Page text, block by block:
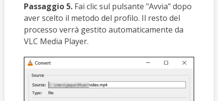
Passaggio 5.Fai clic sul pulsante "Avvia" dopo
aver scelto il metodo del profilo. Il resto del
processo verrà gestito automaticamente da
VLC Media Player.